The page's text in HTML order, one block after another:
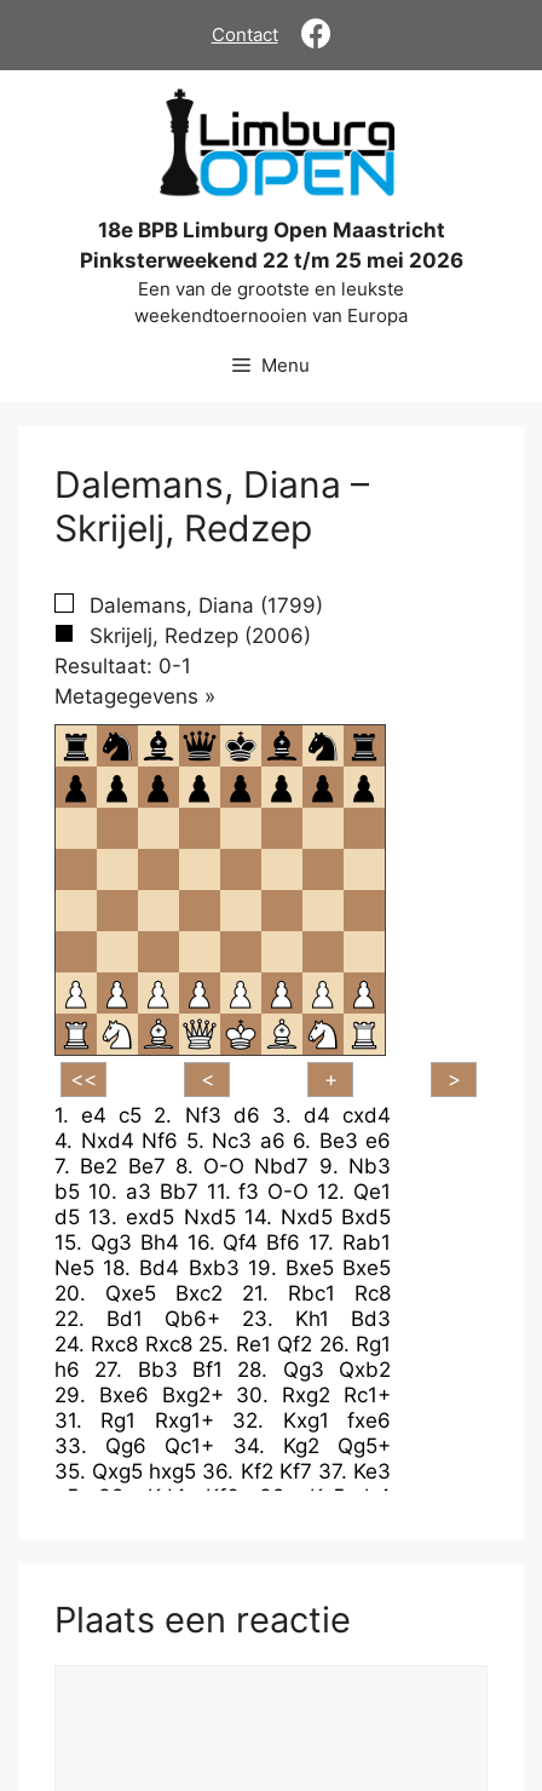
de
Contact
18e BPB Limburg Open Maastricht
Pinksterweekend 22 t/m 25 mei 2026
Een van de grootste en leukste
weekendtoernooien van Europa
Menu
Dalemans, Diana –
Skrijelj, Redzep
Dalemans, Diana (1799)
Skrijelj, Redzep (2006)
Resultaat: 0-1
Metagegevens »
om
te
openen.
1.e4 c5 2. Nf3 d6 3. d4 cxd4
4. Nxd4 Nf6 5. Nc3 a6 6. Be3 e6
7. Be2 Be7 8. O-O Nbd7 9. Nb3
b5 10. a3 Bb7 11.f3 O-O 12. Qe1
d5 13.exd5 Nxd5 14. Nxd5 Bxd5
15. Qg3 Bh4 16. Qf4 Bf6 17. Rab1
Ne5 18. Bd4 Bxb3 19. Bxe5 Bxe5
20. Qxe5 Bxc2 21. Rbc1
Rc8
22. Bd1 Qb6+ 23. Kh1
Bd3
24. Rxc8 Rxc8 25. Re1 Qf2 26. Rg1
h6
27. Bb3 Bf1 28. Qg3
Qxb2
29. Bxe6 Bxg2+ 30. Rxg2
Rc1+
31. Rg1 Rxg1+ 32. Kxg1
fxe6
33. Qg6 Qc1+ 34. Kg2
Qg5+
35. Qxg5 hxg5 36. Kf2 Kf7 37. Ke3
a5
38. Kd4 Kf6 39. Kc5
b4
Plaats een reactie